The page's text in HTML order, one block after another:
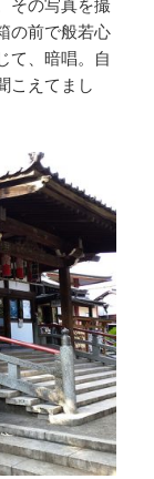
その写真を撮
の前で般若心
て、暗唱。自
こえてまし